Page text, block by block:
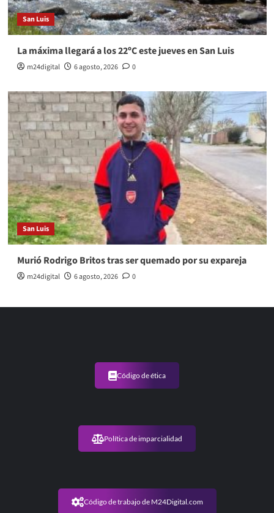
San Luis
La máxima llegará a los 22ºC este jueves en San Luis
m24digital 6 agosto, 2026 0
San Luis
Murió Rodrigo Britos tras ser quemado por su expareja
m24digital 6 agosto, 2026 0
Código de ética
Política de imparcialidad
Código de trabajo de M24Digital.com